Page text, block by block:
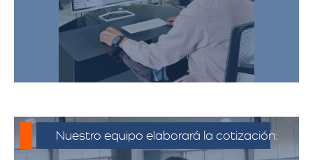
pertenencias.​
Nuestro equipo elaborará la cotización: